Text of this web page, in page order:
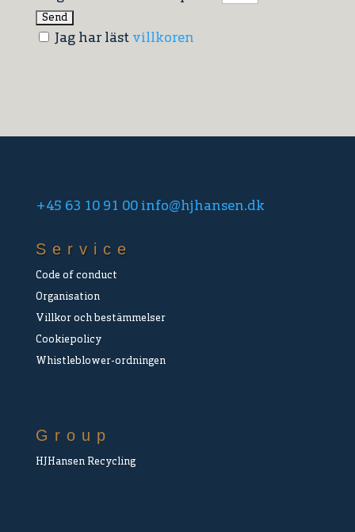
Jag har läst villkoren
+45 63 10 91 00 info@hjhansen.dk
Service
Code of conduct
Organisation
Villkor och bestämmelser
Cookiepolicy
Whistleblower-ordningen
Group
HJHansen Recycling